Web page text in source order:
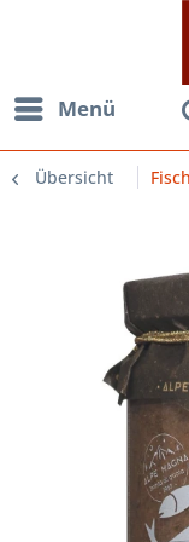
Menü
Übersicht